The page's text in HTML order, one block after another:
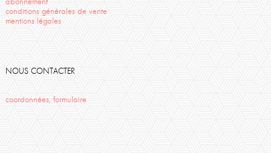
conditions générales de vente
mentions légales
NOUS CONTACTER
coordonnées, formulaire